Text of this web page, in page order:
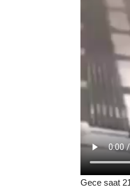
Gece saat